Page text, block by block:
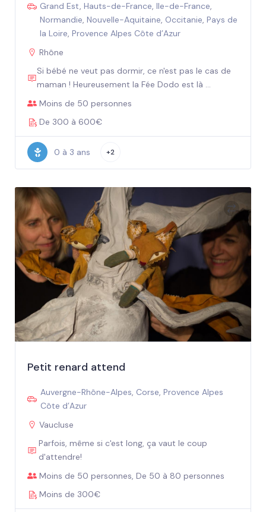
Grand Est, Hauts-de-France, Ile-de-France,
Normandie, Nouvelle-Aquitaine, Occitanie, Pays de
la Loire, Provence Alpes Côte d’Azur
Rhône
Si bébé ne veut pas dormir, ce n'est pas le cas de
maman ! Heureusement la Fée Dodo est là ...
Moins de 50 personnes
De 300 à 600€
0 à 3 ans +2
Petit renard attend
Auvergne-Rhône-Alpes, Corse,Provence Alpes
Côte d’Azur
Vaucluse
Parfois, même si c'est long, ça vaut le coup
d'attendre!
Moins de 50 personnes, De 50 à 80 personnes
Moins de 300€